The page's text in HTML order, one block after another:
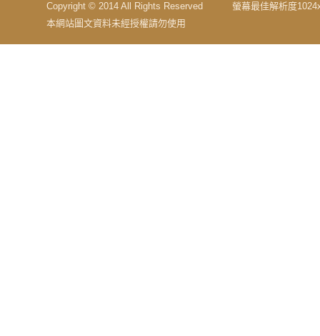
Copyright © 2014 All Rights Reserved
本網站圖文資料未經授權請勿使用
螢幕最佳解析度